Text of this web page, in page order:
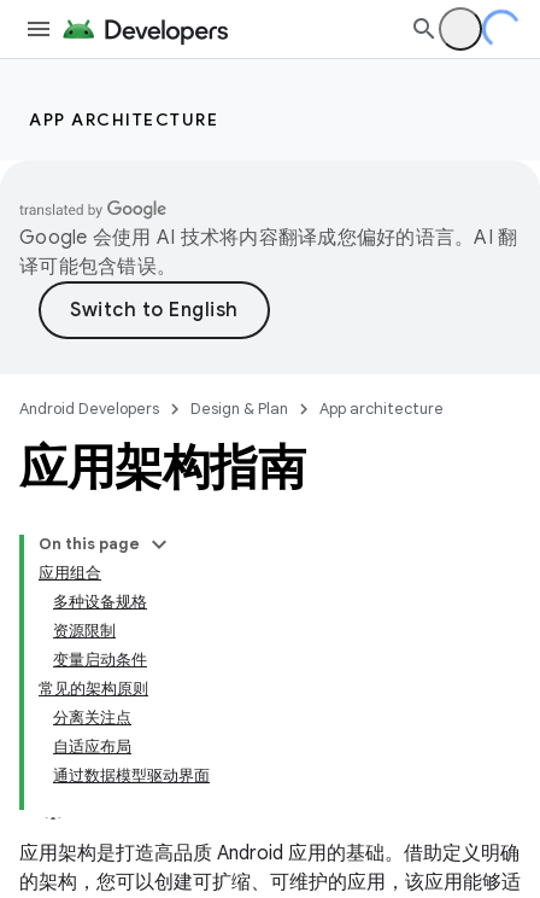
APP ARCHITECTURE
Google 会使用 AI 技术将内容翻译成您偏好的语言。AI 翻
译可能包含错误。
Android Developers Design & Plan App architecture
应用架构指南
On this page
应用组合
多种设备规格
资源限制
变量启动条件
常见的架构原则
分离关注点
自适应布局
通过数据模型驱动界面
应用架构是打造高品质 Android 应用的基础。借助定义明确
的架构，您可以创建可扩缩、可维护的应用，该应用能够适